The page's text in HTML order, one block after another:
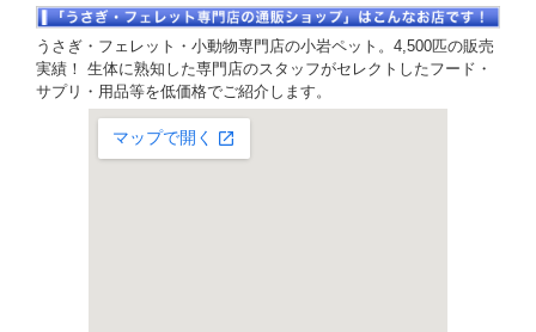
うさぎ・フェレット・小動物専門店の小岩ペット。4,500匹の販売
実績！ 生体に熟知した専門店のスタッフがセレクトしたフード・
サプリ・用品等を低価格でご紹介します。